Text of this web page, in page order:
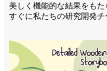
美しく機能的な結果をもた
すぐに私たちの研究開発